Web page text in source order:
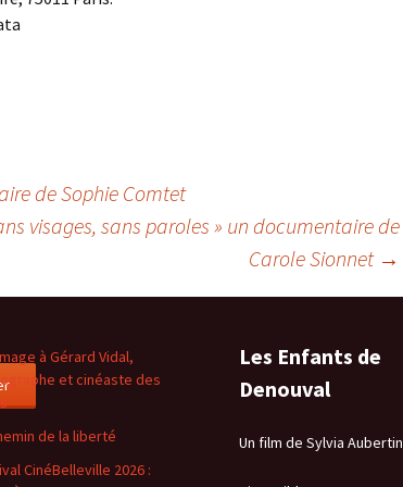
de Sophie Comtet
visages, sans paroles » un documentaire de
Carole Sionnet →
à Gérard Vidal,
et cinéaste des
de la liberté
CinéBelleville 2026 :
Les Enfants de
Denouval
Un film de Sylvia Aubertin